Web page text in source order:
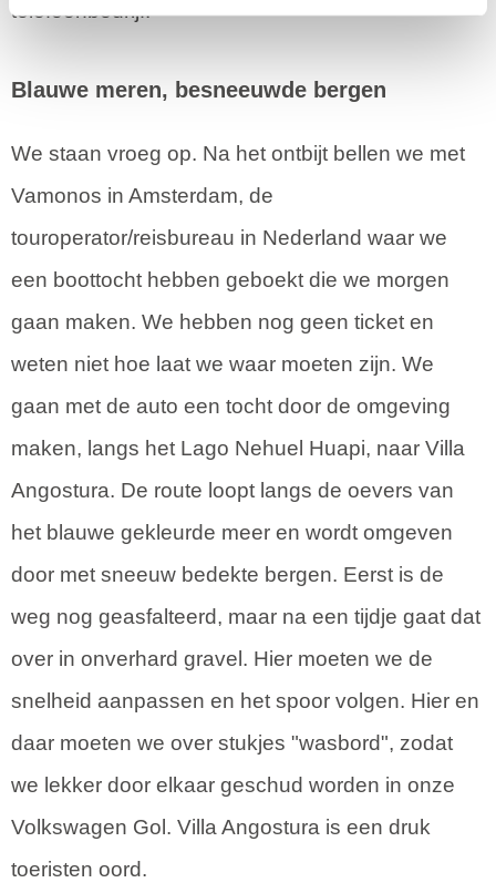
telefoonbedrijf.
Blauwe meren, besneeuwde bergen
We staan vroeg op. Na het ontbijt bellen we met
Vamonos in Amsterdam, de
touroperator/reisbureau in Nederland waar we
een boottocht hebben geboekt die we morgen
gaan maken. We hebben nog geen ticket en
weten niet hoe laat we waar moeten zijn. We
gaan met de auto een tocht door de omgeving
maken, langs het Lago Nehuel Huapi, naar Villa
Angostura. De route loopt langs de oevers van
het blauwe gekleurde meer en wordt omgeven
door met sneeuw bedekte bergen. Eerst is de
weg nog geasfalteerd, maar na een tijdje gaat dat
over in onverhard gravel. Hier moeten we de
snelheid aanpassen en het spoor volgen. Hier en
daar moeten we over stukjes "wasbord", zodat
we lekker door elkaar geschud worden in onze
Volkswagen Gol. Villa Angostura is een druk
toeristen oord.